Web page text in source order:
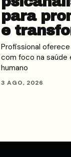
para
e
Profissional
com foco na saúde
humano
3 AGO, 2026